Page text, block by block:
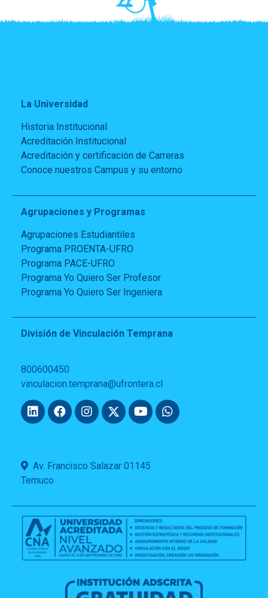
La Universidad
Historia Institucional
Acreditación Institucional
Acreditación y certificación de Carreras
Conoce nuestros Campus y su entorno
Agrupaciones y Programas
Agrupaciones Estudiantiles
Programa PROENTA-UFRO
Programa PACE-UFRO
Programa Yo Quiero Ser Profesor
Programa Yo Quiero Ser Ingeniera
División de Vinculación Temprana
800600450
vinculacion.temprana@ufrontera.cl
Av. Francisco Salazar 01145
Temuco